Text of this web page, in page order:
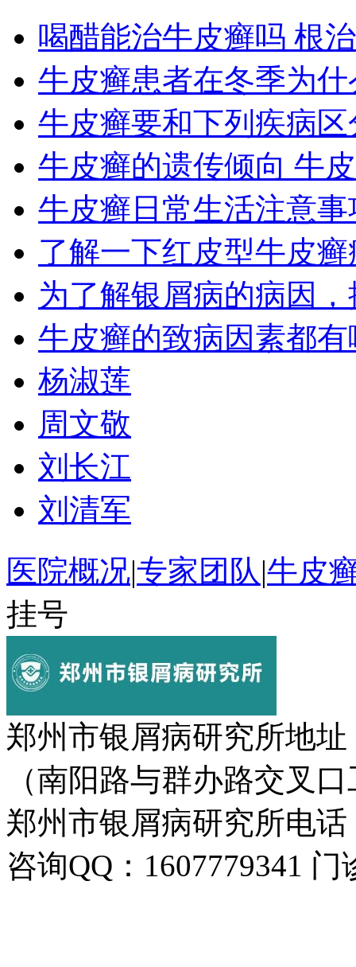
喝醋能治牛皮癣吗 根
牛皮癣患者在冬季为
牛皮癣要和下列疾病
牛皮癣的遗传倾向 牛
牛皮癣日常生活注意事
了解一下红皮型牛皮
为了解银屑病的病因
牛皮癣的致病因素都
杨淑莲
周文敬
刘长江
刘清军
医院概况|专家团队 |牛皮
挂号
郑州市银屑病研究所地
（南阳路与群办路交叉
郑州市银屑病研究所电话
咨询QQ：1607779341